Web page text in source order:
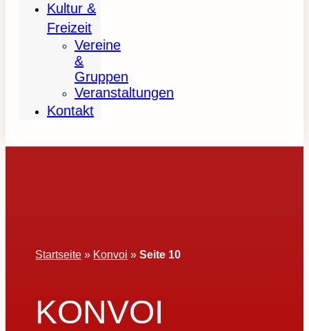
Kultur &
Freizeit
Vereine
&
Gruppen
Veranstaltungen
Kontakt
Startseite » Konvoi »Seite 10
KONVOI